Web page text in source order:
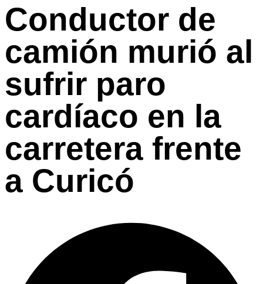
Conductor de
camión murió al
sufrir paro
cardíaco en la
carretera frente
a Curicó